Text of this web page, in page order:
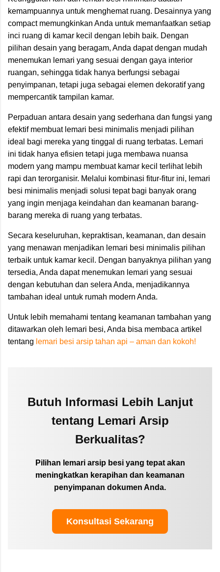
kemampuannya untuk menghemat ruang. Desainnya yang
compact memungkinkan Anda untuk memanfaatkan setiap
inci ruang di kamar kecil dengan lebih baik. Dengan
pilihan desain yang beragam, Anda dapat dengan mudah
menemukan lemari yang sesuai dengan gaya interior
ruangan, sehingga tidak hanya berfungsi sebagai
penyimpanan, tetapi juga sebagai elemen dekoratif yang
mempercantik tampilan kamar.
Perpaduan antara desain yang sederhana dan fungsi yang
efektif membuat lemari besi minimalis menjadi pilihan
ideal bagi mereka yang tinggal di ruang terbatas. Lemari
ini tidak hanya efisien tetapi juga membawa nuansa
modern yang mampu membuat kamar kecil terlihat lebih
rapi dan terorganisir. Melalui kombinasi fitur-fitur ini, lemari
besi minimalis menjadi solusi tepat bagi banyak orang
yang ingin menjaga keindahan dan keamanan barang-
barang mereka di ruang yang terbatas.
Secara keseluruhan, kepraktisan, keamanan, dan desain
yang menawan menjadikan lemari besi minimalis pilihan
terbaik untuk kamar kecil. Dengan banyaknya pilihan yang
tersedia, Anda dapat menemukan lemari yang sesuai
dengan kebutuhan dan selera Anda, menjadikannya
tambahan ideal untuk rumah modern Anda.
Untuk lebih memahami tentang keamanan tambahan yang
ditawarkan oleh lemari besi, Anda bisa membaca artikel
tentang lemari besi arsip tahan api – aman dan kokoh!
Butuh Informasi Lebih Lanjut
tentang Lemari Arsip
Berkualitas?
Pilihan lemari arsip besi yang tepat akan
meningkatkan kerapihan dan keamanan
penyimpanan dokumen Anda.
Konsultasi Sekarang